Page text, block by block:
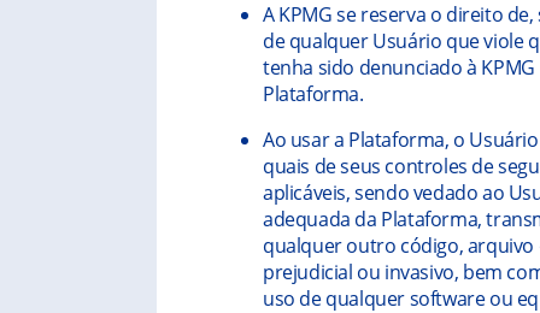
A KPMG se reserva o direito
de qualquer Usuário que viole
tenha sido denunciado à
Plataforma.
Ao usar a Plataforma, o
quais de seus controles de
aplicáveis, sendo vedado ao
adequada da Plataforma,
qualquer outro código,
prejudicial ou invasivo, bem
uso de qualquer software ou